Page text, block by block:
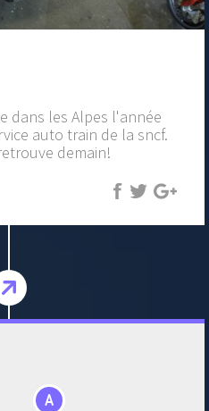
dans les Alpes l'année
auto train de la sncf.
demain!
A